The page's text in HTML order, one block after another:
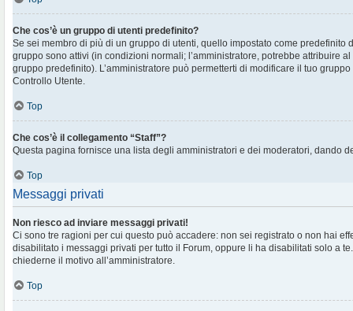
Che cos’è un gruppo di utenti predefinito?
Se sei membro di più di un gruppo di utenti, quello impostato come predefinito
gruppo sono attivi (in condizioni normali; l’amministratore, potrebbe attribuire
gruppo predefinito). L’amministratore può permetterti di modificare il tuo
Controllo Utente.
Top
Che cos’è il collegamento “Staff”?
Questa pagina fornisce una lista degli amministratori e dei moderatori, dando
Top
Messaggi privati
Non riesco ad inviare messaggi privati!
Ci sono tre ragioni per cui questo può accadere: non sei registrato o non hai
disabilitato i messaggi privati per tutto il Forum, oppure li ha disabilitati solo a
chiederne il motivo all’amministratore.
Top